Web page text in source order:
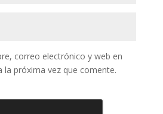
correo electrónico y web en
la próxima vez que comente.